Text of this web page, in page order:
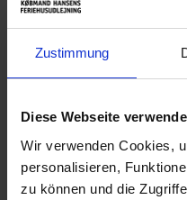
Zustimmung
Diese Webseite
Wir verwenden Cookies,
personalisieren,
zu können und die
Ups! Hier ist
Versuchen Sie es
Fehler 404
Starten Sie eine neue Suche